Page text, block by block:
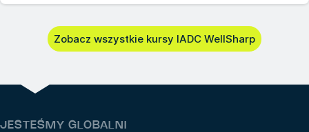
Zobacz wszystkie kursy IADC WellSharp
JESTEŚMY GLOBALNI